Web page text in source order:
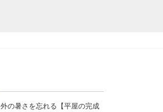
外の暑さを忘れる【平屋の完成